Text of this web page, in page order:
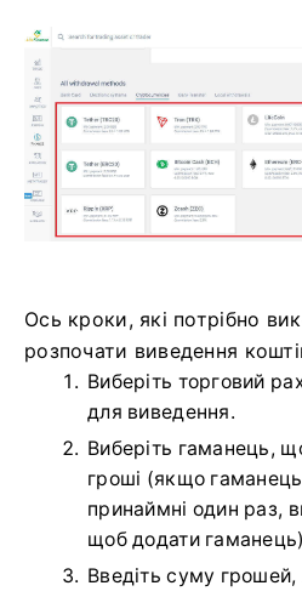
Ось кроки, які потрібно
розпочати виведення
Виберіть торговий
для виведення.
Виберіть гаманець,
гроші (якщо
принаймні один раз,
щоб додати
Введіть суму грошей,